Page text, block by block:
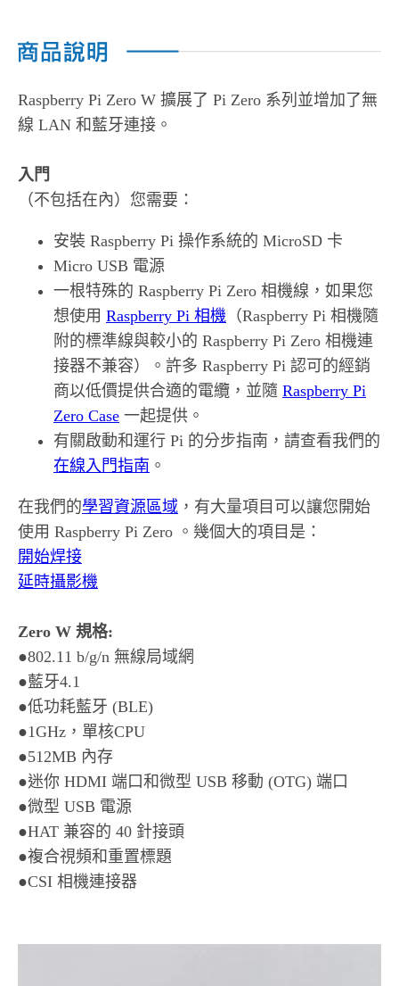
Raspberry Pi Zero W 擴展了 Pi Zero 系列並增加了無
線 LAN 和藍牙連接。
入門
（不包括在內）您需要：
安裝 Raspberry Pi 操作系統的 MicroSD 卡
Micro USB 電源
一根特殊的 Raspberry Pi Zero 相機線，如果您
想使用 Raspberry Pi 相機 （Raspberry Pi 相機隨
附的標準線與較小的 Raspberry Pi Zero 相機連
接器不兼容）。許多 Raspberry Pi 認可的經銷
商以低價提供合適的電纜，並隨 Raspberry Pi
Zero Case 一起提供。
有關啟動和運行 Pi 的分步指南，請查看我們的
在線入門指南 。
在我們的學習資源區域 ，有大量項目可以讓您開始
使用 Raspberry Pi Zero 。幾個大的項目是：
開始焊接
延時攝影機
Zero W 規格:
●802.11 b/g/n 無線局域網
●藍牙4.1
●低功耗藍牙 (BLE)
●1GHz，單核CPU
●512MB 內存
●迷你 HDMI 端口和微型 USB 移動 (OTG) 端口
●微型 USB 電源
●HAT 兼容的 40 針接頭
●複合視頻和重置標題
●CSI 相機連接器